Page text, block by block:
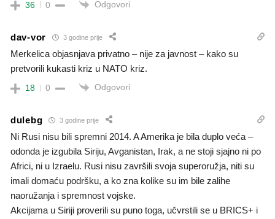
36 0 Odgovori
dav-vor 3 godine prije
Merkelica objasnjava privatno – nije za javnost – kako su
pretvorili kukasti kriz u NATO kriz.
18 0 Odgovori
dulebg 3 godine prije
Ni Rusi nisu bili spremni 2014. A Amerika je bila duplo veća –
odonda je izgubila Siriju, Avganistan, Irak, a ne stoji sjajno ni po
Africi, ni u Izraelu. Rusi nisu završili svoja superoružja, niti su
imali domaću podršku, a ko zna kolike su im bile zalihe
naoružanja i spremnost vojske.
Akcijama u Siriji proverili su puno toga, učvrstili se u BRICS+ i